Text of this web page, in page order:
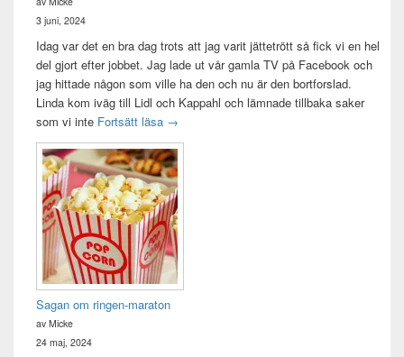
3 juni, 2024
Idag var det en bra dag trots att jag varit jättetrött så fick vi en hel
del gjort efter jobbet. Jag lade ut vår gamla TV på Facebook och
jag hittade någon som ville ha den och nu är den bortforslad.
Linda kom iväg till Lidl och Kappahl och lämnade tillbaka saker
som vi inte Fortsätt läsa Idag var det en bra dag
→
Sagan om ringen-maraton
av Micke
24 maj, 2024